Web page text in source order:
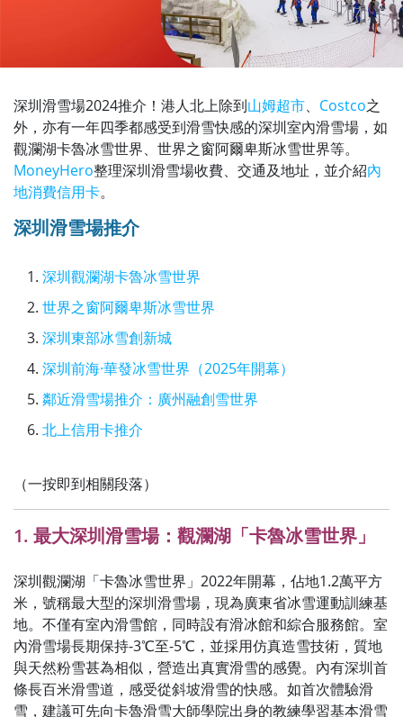
深圳滑雪場2024推介！港人北上除到山姆超市、 Costco之
外，亦有一年四季都感受到滑雪快感的深圳室內滑雪場，如
觀瀾湖卡魯冰雪世界、世界之窗阿爾卑斯冰雪世界等。
MoneyHero整理深圳滑雪場收費、交通及地址，並介紹內
地消費信用卡。
深圳滑雪場推介
深圳觀瀾湖卡魯冰雪世界
世界之窗阿爾卑斯冰雪世界
深圳東部冰雪創新城
深圳前海·華發冰雪世界（2025年開幕）
鄰近滑雪場推介：廣州融創雪世界
北上信用卡推介
（一按即到相關段落）
1. 最大深圳滑雪場：觀瀾湖「卡魯冰雪世界」
深圳觀瀾湖「卡魯冰雪世界」2022年開幕，佔地1.2萬平方
米，號稱最大型的深圳滑雪場，現為廣東省冰雪運動訓練基
地。不僅有室內滑雪館，同時設有滑冰館和綜合服務館。室
內滑雪場長期保持-3℃至-5℃，並採用仿真造雪技術，質地
與天然粉雪甚為相似，營造出真實滑雪的感覺。內有深圳首
條長百米滑雪道，感受從斜坡滑雪的快感。如首次體驗滑
雪，建議可先向卡魯滑雪大師學院出身的教練學習基本滑雪